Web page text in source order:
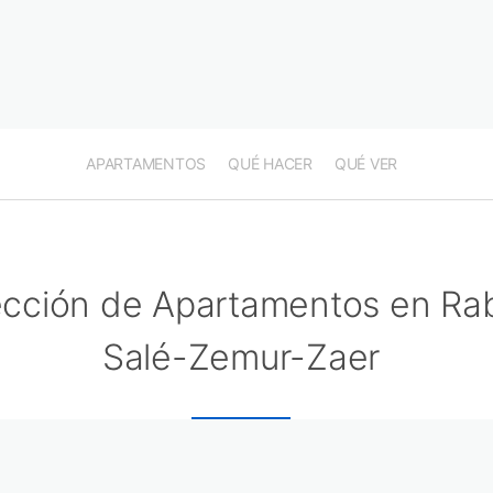
APARTAMENTOS QUÉ HACER QUÉ VER
de Apartamentos en
Salé-Zemur-Zaer